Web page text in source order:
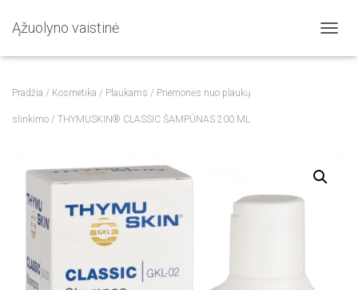
Ąžuolyno vaistinė
O
Pradžia / Kosmetika / Plaukams / Priemonės nuo plaukų
slinkimo / THYMUSKIN® CLASSIC ŠAMPŪNAS 200 ML